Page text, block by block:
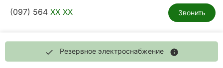
(097) 564 XX XX Звонить
done Резервное электроснабжение info